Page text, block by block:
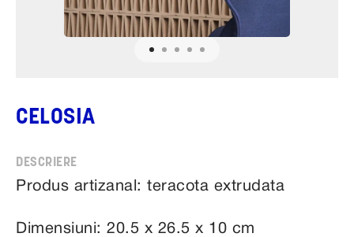
CELOSIA
Produs artizanal: teracota extrudata
Dimensiuni: 20.5 x 26.5 x 10 cm